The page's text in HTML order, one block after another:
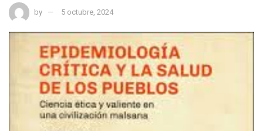
by 5 octubre, 2024